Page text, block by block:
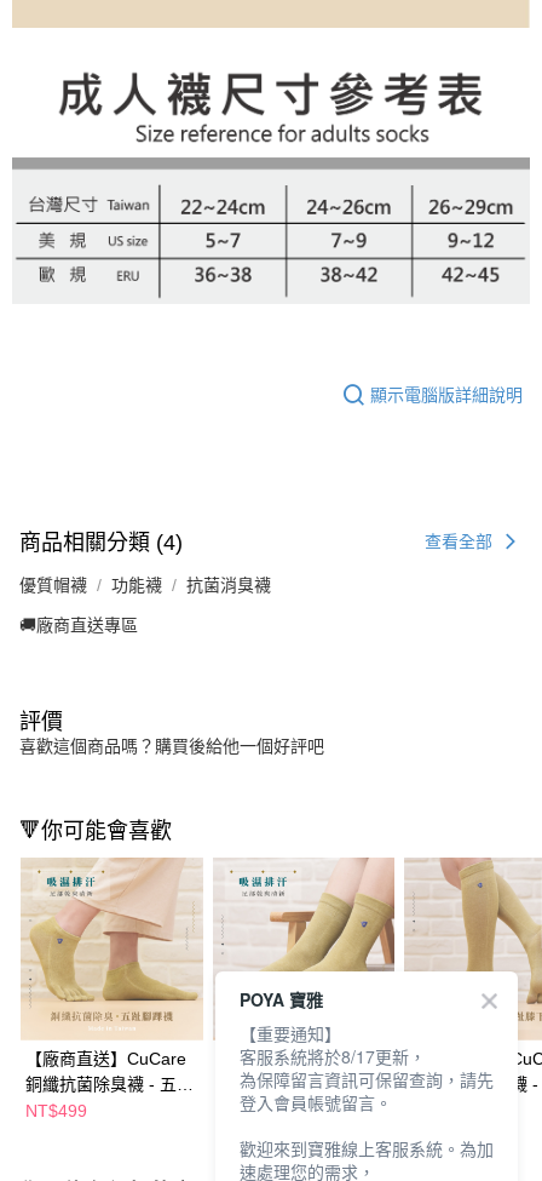
顯示電腦版詳細說明
商品相關分類 (4) 查看全部
優質帽襪 功能襪 抗菌消臭襪
🚚廠商直送專區
評價
喜歡這個商品嗎？購買後給他一個好評吧
🔻你可能會喜歡
【廠商直送】CuCare
銅纖抗菌除臭襪 - 五趾
腳踝襪(中性襪) 多尺寸
NT$499
【廠商直送】CuCare
銅纖抗菌除臭襪 - 五趾
襪(中性襪) 多尺寸任選
NT$549
【廠商直送】
銅纖抗菌除臭襪
POYA 寶雅
【重要通知】
客服系統將於8/17更新，
為保障留言資訊可保留查詢，請先
登入會員帳號留言。
歡迎來到寶雅線上客服系統。為加
速處理您的需求，